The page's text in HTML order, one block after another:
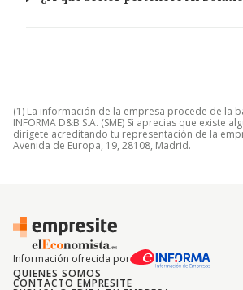
(1) La información de la empresa procede de la
INFORMA D&B S.A. (SME) Si aprecias que existe
dirígete acreditando tu representación de la
Avenida de Europa, 19, 28108, Madrid.
Información ofrecida por
QUIENES SOMOS
CONTACTO EMPRESITE